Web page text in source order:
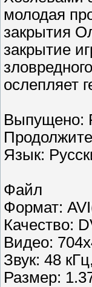
молодая
закрытия
закрытие
ослепляет
Выпущено:
Язык:
Файл
Формат:
Качество:
Видео:
Звук: 48
Размер: